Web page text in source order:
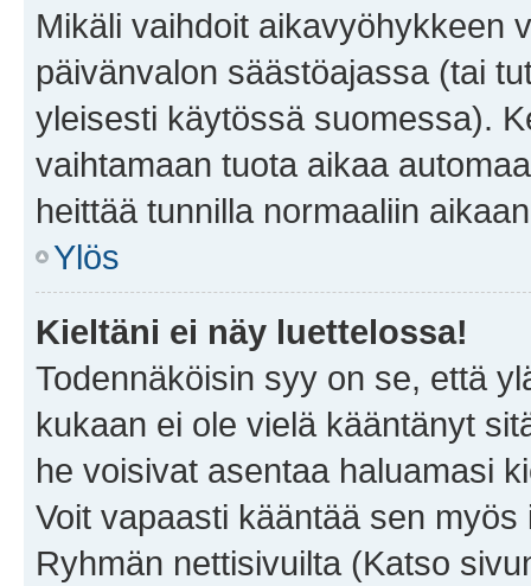
Mikäli vaihdoit aikavyöhykkeen
päivänvalon säästöajassa (tai
yleisesti käytössä suomessa).
vaihtamaan tuota aikaa
heittää tunnilla normaaliin
Ylös
Kieltäni ei näy luettelossa!
Todennäköisin syy on se, että
kukaan ei ole vielä kääntänyt
he voisivat asentaa haluamasi
Voit vapaasti kääntää sen
Ryhmän nettisivuilta (Katso